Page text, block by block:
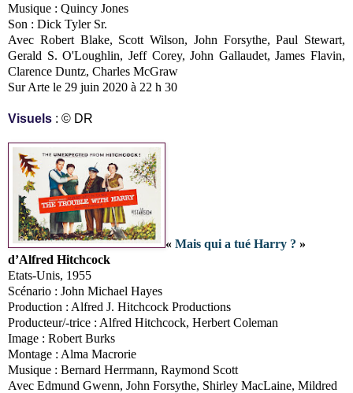
Musique : Quincy Jones
Son : Dick Tyler Sr.
Avec Robert Blake, Scott Wilson, John Forsythe, Paul Stewart,
Gerald S. O'Loughlin, Jeff Corey, John Gallaudet, James Flavin,
Clarence Duntz, Charles McGraw
Sur Arte le 29 juin 2020 à 22 h 30
Visuels : © DR
« Mais qui a tué Harry ? »
d’Alfred Hitchcock
Etats-Unis, 1955
Scénario : John Michael Hayes
Production : Alfred J. Hitchcock Productions
Producteur/-trice : Alfred Hitchcock, Herbert Coleman
Image : Robert Burks
Montage : Alma Macrorie
Musique : Bernard Herrmann, Raymond Scott
Avec Edmund Gwenn, John Forsythe, Shirley MacLaine, Mildred